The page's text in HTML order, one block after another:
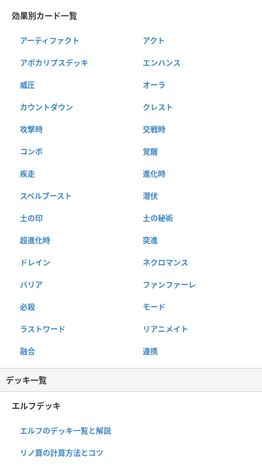
効果別カード一覧
アーティファクト アクト
アポカリプスデッキ エンハンス
威圧 オーラ
カウントダウン クレスト
攻撃時 交戦時
コンボ 覚醒
疾走 進化時
スペルブースト 潜伏
土の印 土の秘術
超進化時 突進
ドレイン ネクロマンス
バリア ファンファーレ
必殺 モード
ラストワード リアニメイト
融合 連携
デッキ一覧
エルフデッキ
エルフのデッキ一覧と解説
リノ算の計算方法とコツ